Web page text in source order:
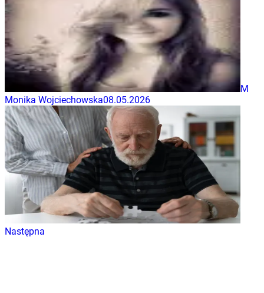
M
Monika Wojciechowska08.05.2026
Następna